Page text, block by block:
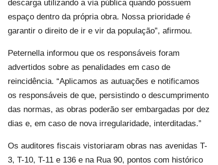
descarga utilizando a via pública quando possuem
espaço dentro da própria obra. Nossa prioridade é
garantir o direito de ir e vir da população”, afirmou.
Peternella informou que os responsáveis foram
advertidos sobre as penalidades em caso de
reincidência. “Aplicamos as autuações e notificamos
os responsáveis de que, persistindo o descumprimento
das normas, as obras poderão ser embargadas por dez
dias e, em caso de nova irregularidade, interditadas.”
Os auditores fiscais vistoriaram obras nas avenidas T-
3, T-10, T-11 e 136 e na Rua 90, pontos com histórico